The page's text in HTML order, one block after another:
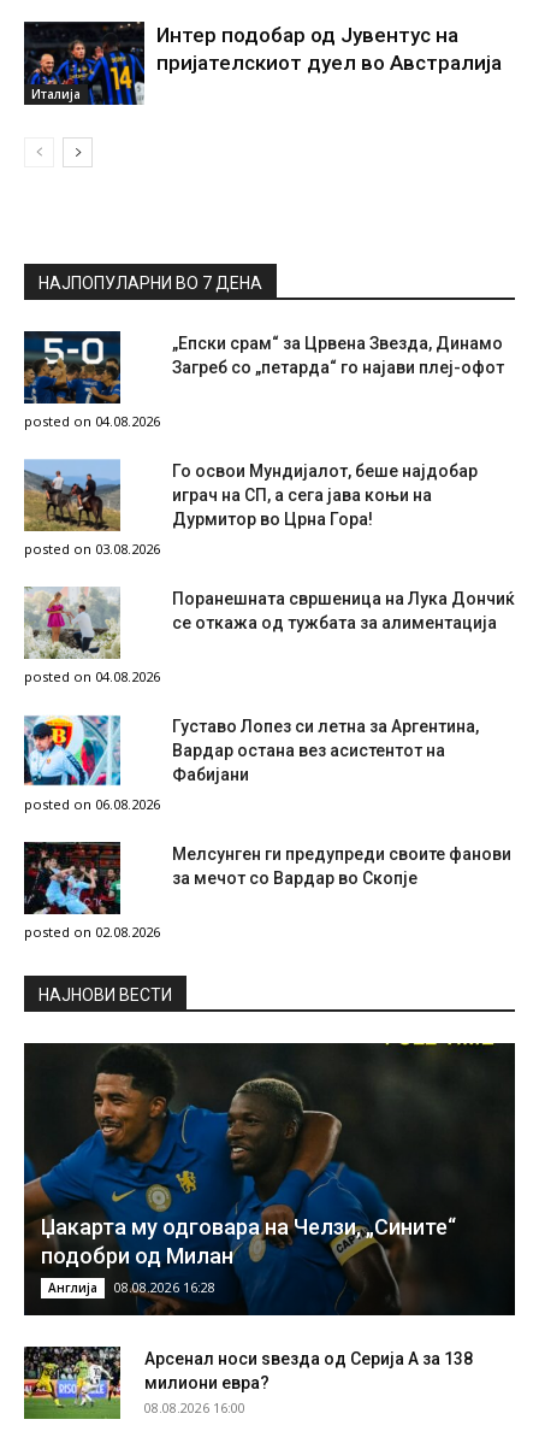
Италија
Интер подобар од Јувентус на
пријателскиот дуел во Австралија
НАЈПОПУЛАРНИ ВО 7 ДЕНА
„Епски срам“ за Црвена Звезда, Динамо
Загреб со „петарда“ го најави плеј-офот
posted on 04.08.2026
Го освои Мундијалот, беше најдобар
играч на СП, а сега јава коњи на
Дурмитор во Црна Гора!
posted on 03.08.2026
Поранешната свршеница на Лука Дончиќ
се откажа од тужбата за алиментација
posted on 04.08.2026
Густаво Лопез си летна за Аргентина,
Вардар остана вез асистентот на
Фабијани
posted on 06.08.2026
Мелсунген ги предупреди своите фанови
за мечот со Вардар во Скопје
posted on 02.08.2026
НAЈНОВИ ВЕСТИ
Џакарта му одговара на Челзи, „Сините“
подобри од Милан
Англија 08.08.2026 16:28
Арсенал носи ѕвезда од Серија А за 138
милиони евра?
08.08.2026 16:00